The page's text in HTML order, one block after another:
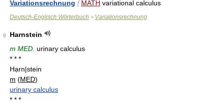
Variationsrechnung f MATH variational calculus
Deutsch-Englisch Wörterbuch > Variationsrechnung
9
Harnstein
m MED. urinary calculus
* * *
Hạrn|stein
m (MED)
urinary calculus
* * *